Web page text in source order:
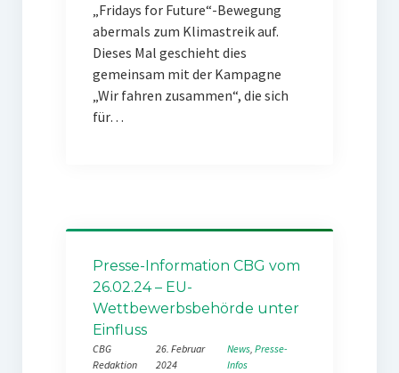
„Fridays for Future“-Bewegung
abermals zum Klimastreik auf.
Dieses Mal geschieht dies
gemeinsam mit der Kampagne
„Wir fahren zusammen“, die sich
für…
Presse-Information CBG vom
26.02.24 – EU-
Wettbewerbsbehörde unter
Einfluss
CBG
Redaktion
26. Februar
2024
News, Presse-
Infos